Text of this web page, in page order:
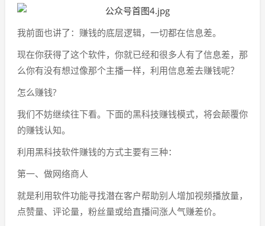
我前面也讲了：赚钱的底层逻辑，一切都在信息差。
现在你获得了这个软件，你就已经和很多人有了信息差，那
么你有没有想过像那个主播一样，利用信息差去赚钱呢？
怎么赚钱?
我们不妨继续往下看。下面的黑科技赚钱模式，将会颠覆你
的赚钱认知。
利用黑科技软件赚钱的方式主要有三种：
第一、做网络商人
就是利用软件功能寻找潜在客户帮助别人增加视频播放量，
点赞量、评论量，粉丝量或给直播间涨人气赚差价。